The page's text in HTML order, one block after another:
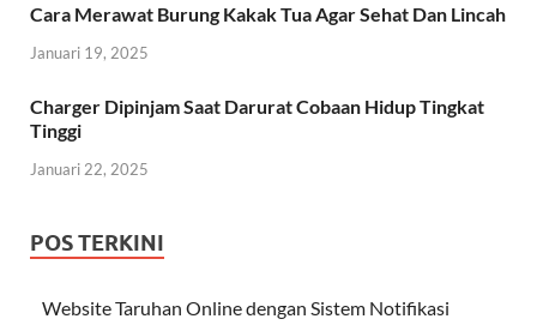
Cara Merawat Burung Kakak Tua Agar Sehat Dan Lincah
Januari 19, 2025
Charger Dipinjam Saat Darurat Cobaan Hidup Tingkat
Tinggi
Januari 22, 2025
POS TERKINI
Website Taruhan Online dengan Sistem Notifikasi